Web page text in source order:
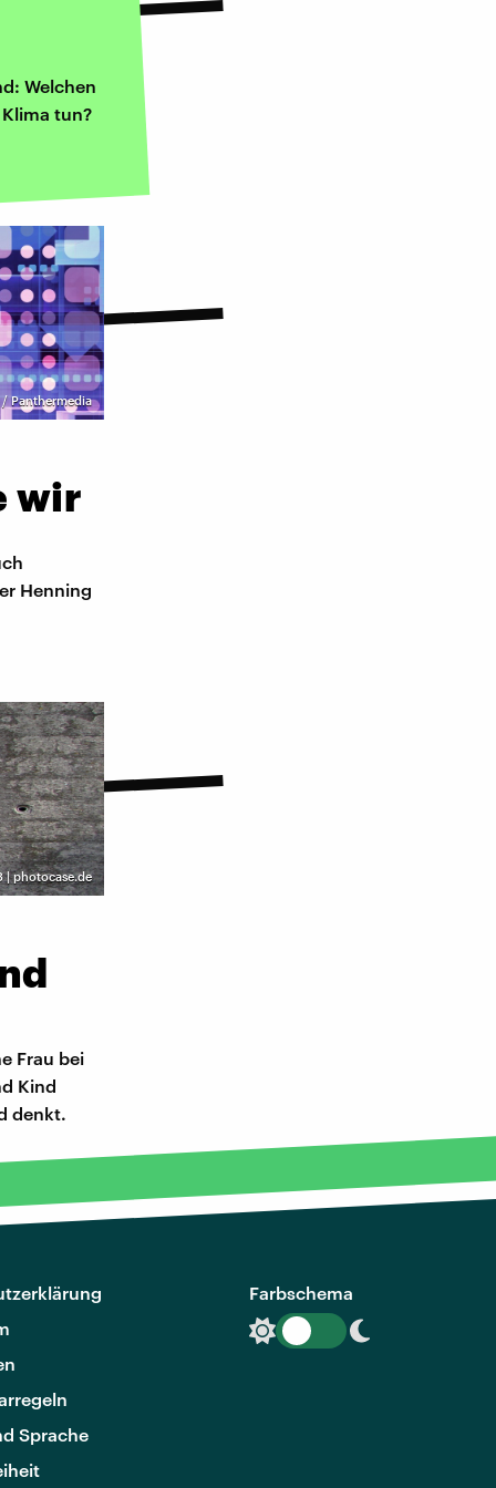
Welchen
tun?
Panthermedia
wir
Henning
| photocase.de
Frau bei
Kind
denkt.
Sprache
Farbschema